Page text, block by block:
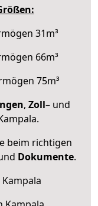
31m³
66m³
75m³
, Zoll– und
beim richtigen
Dokumente.